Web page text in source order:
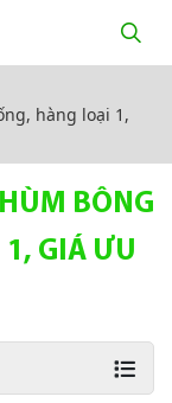
hàng loại 1,
BÔNG
1, GIÁ ƯU